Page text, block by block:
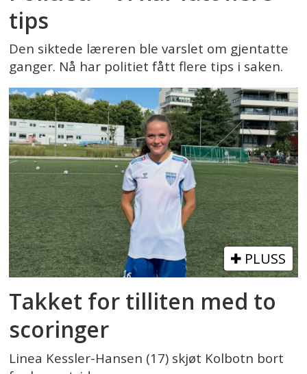
tips
Den siktede læreren ble varslet om gjentatte
ganger. Nå har politiet fått flere tips i saken.
PLUSS
Takket for tilliten med to
scoringer
Linea Kessler-Hansen (17) skjøt Kolbotn bort